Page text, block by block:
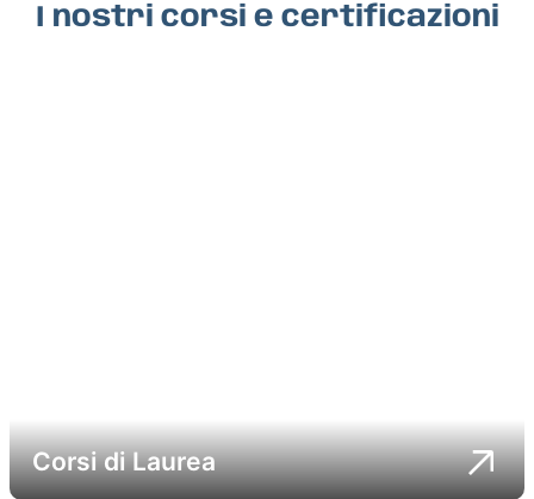
I nostri corsi e certificazioni
Corsi di Laurea